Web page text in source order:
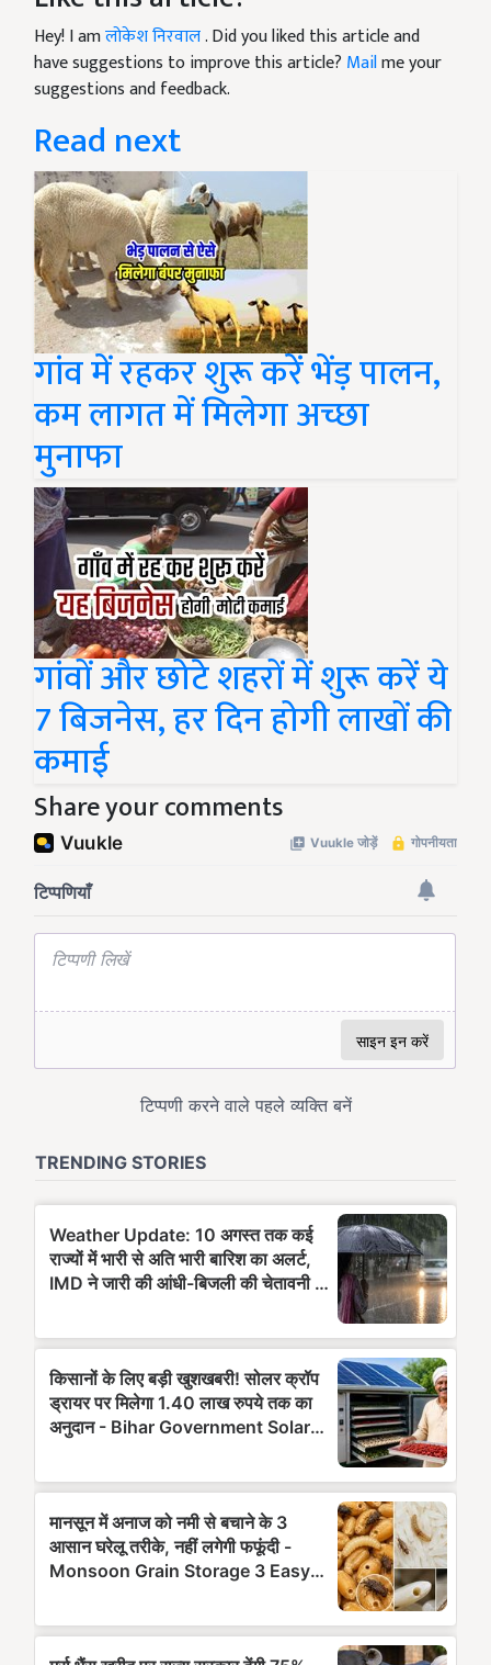
Hey! I amलोकेश निरवाल. Did you liked this article and
have suggestions to improve this article? Mailme your
suggestions and feedback.
Read next
गांव में रहकर शुरू करें भेंड़ पालन,
कम लागत में मिलेगा अच्छा
मुनाफा
गांवों और छोटे शहरों में शुरू करें ये
7 बिजनेस, हर दिन होगी लाखों की
कमाई
Share your comments